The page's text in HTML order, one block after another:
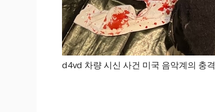
d4vd 차량 시신 사건 미국 음악계의 충격